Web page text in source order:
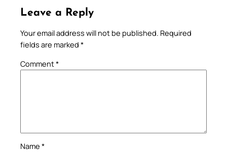
Leave a Reply
Your email address will not be published. Required
fields are marked *
Comment*
Name *